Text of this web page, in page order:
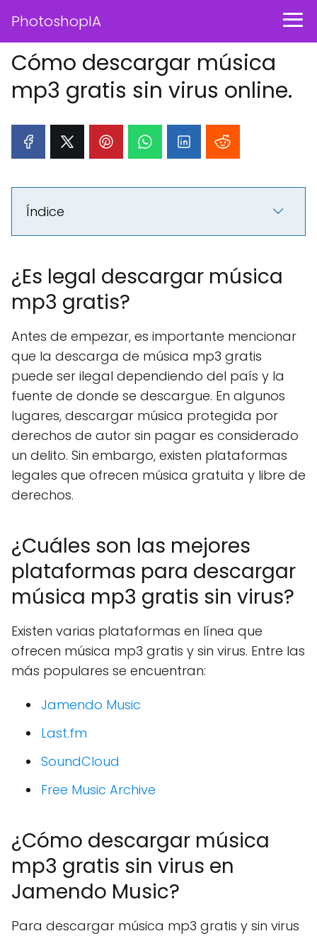
PhotoshopIA
Cómo descargar música
mp3 gratis sin virus online.
Índice
¿Es legal descargar música
mp3 gratis?
Antes de empezar, es importante mencionar
que la descarga de música mp3 gratis
puede ser ilegal dependiendo del país y la
fuente de donde se descargue. En algunos
lugares, descargar música protegida por
derechos de autor sin pagar es considerado
un delito. Sin embargo, existen plataformas
legales que ofrecen música gratuita y libre de
derechos.
¿Cuáles son las mejores
plataformas para descargar
música mp3 gratis sin virus?
Existen varias plataformas en línea que
ofrecen música mp3 gratis y sin virus. Entre las
más populares se encuentran:
Jamendo Music
Last.fm
SoundCloud
Free Music Archive
¿Cómo descargar música
mp3 gratis sin virus en
Jamendo Music?
Para descargar música mp3 gratis y sin virus